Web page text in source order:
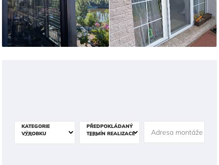
KATEGORIE
VÝROBKU
PŘEDPOKLÁDANÝ
TERMÍN REALIZACE
Adresa montáže